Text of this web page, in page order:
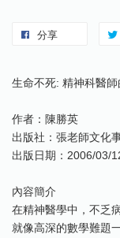
分享
生命不死: 精神科醫
作者：陳勝英
出版社：張老師文化
出版日期：2006/03/
內容簡介
在精神醫學中，不乏
就像高深的數學難題